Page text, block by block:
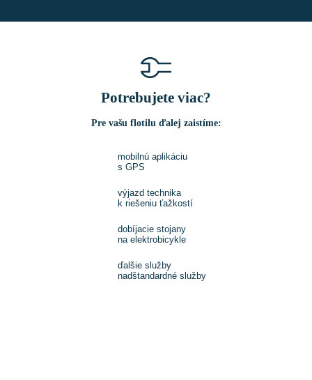
Potrebujete viac?
Pre vašu flotilu ďalej zaistíme:
mobilnú aplikáciu
s GPS
výjazd technika
k riešeniu ťažkostí
dobíjacie stojany
na elektrobicykle
ďalšie služby
nadštandardné služby